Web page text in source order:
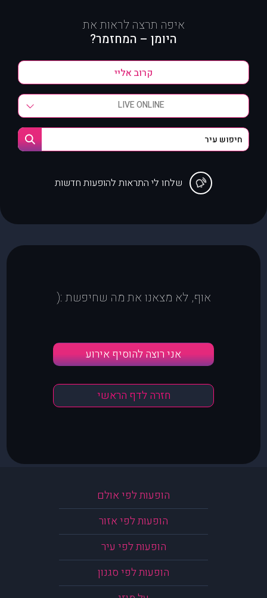
איפה תרצה לראות את
היומן – המחזמר?
LIVE ONLINE
שלחו לי התראות להופעות חדשות
אוף, לא מצאנו את מה שחיפשת :(
אני רוצה להוסיף אירוע
חזרה לדף הראשי
הופעות לפי אולם
הופעות לפי אזור
הופעות לפי עיר
הופעות לפי סגנון